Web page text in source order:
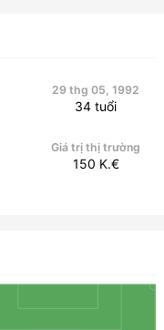
29 thg 05, 1992
34 tuổi
Giá trị thị trường
150 K.€